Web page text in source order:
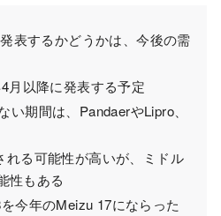
表するかどうかは、今後の需
月以降に発表する予定
い期間は、PandaerやLipro、
れる可能性が高いが、ミドル
性もある
今年のMeizu 17にならった